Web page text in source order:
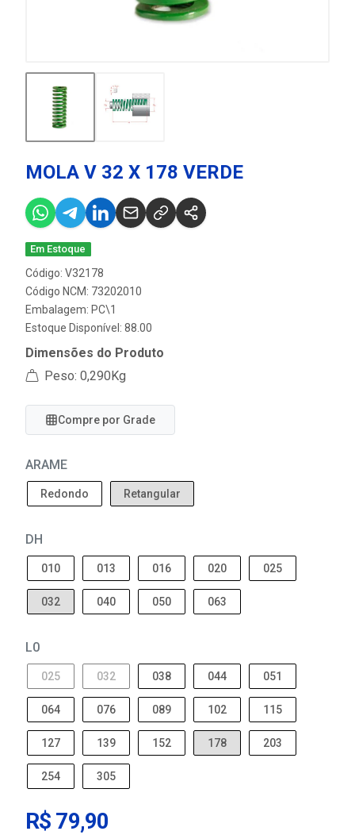
MOLA V 32 X 178 VERDE
Em Estoque
Código: V32178
Código NCM: 73202010
Embalagem: PC\1
Estoque Disponível: 88.00
Dimensões do Produto
Peso: 0,290Kg
Compre por Grade
ARAME
Redondo Retangular
DH
010 013 016 020 025
032 040 050 063
L0
025 032 038 044 051
064 076 089 102 115
127 139 152 178 203
254 305
R$ 79,90